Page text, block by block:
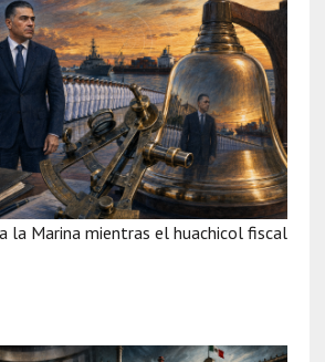
la Marina mientras el huachicol fiscal